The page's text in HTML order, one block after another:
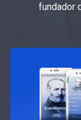
fundador